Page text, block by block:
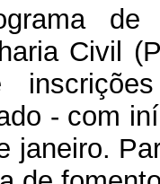
de
Civil
- com
janeiro.